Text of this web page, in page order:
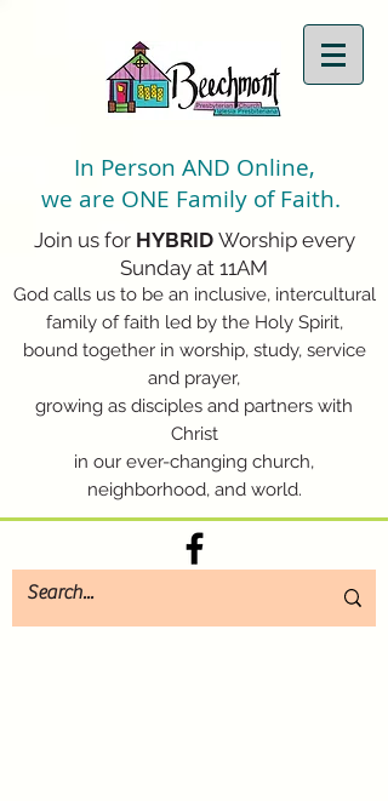
In Person AND Online,
we are ONE Family of Faith.
Join us for HYBRIDWorship every
Sunday at 11AM
God calls us to be an inclusive, intercultural
family of faith led by the Holy Spirit,
bound together in worship, study, service
and prayer,
growing as disciples and partners with
Christ
in our ever-changing church,
neighborhood, and world.